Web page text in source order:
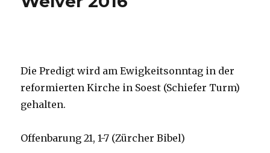
Die Predigt wird am Ewigkeitsonntag in der
reformierten Kirche in Soest (Schiefer Turm)
gehalten.
Offenbarung 21, 1-7 (Zürcher Bibel)